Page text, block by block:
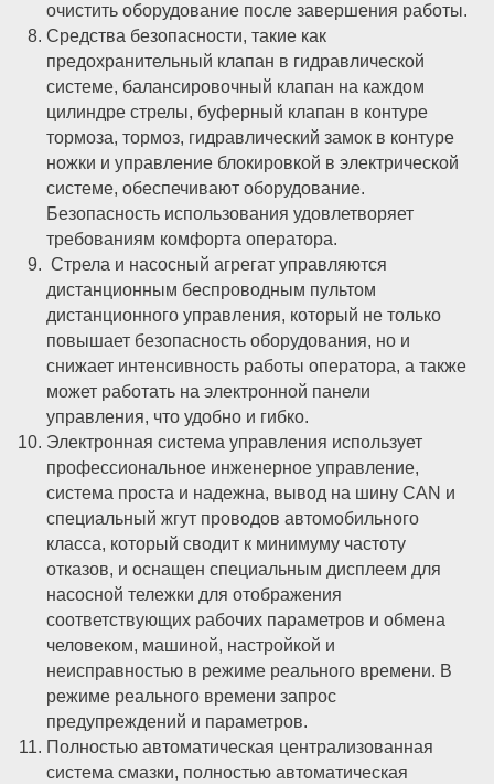
очистить оборудование после завершения работы.
Средства безопасности, такие как
предохранительный клапан в гидравлической
системе, балансировочный клапан на каждом
цилиндре стрелы, буферный клапан в контуре
тормоза, тормоз, гидравлический замок в контуре
ножки и управление блокировкой в электрической
системе, обеспечивают оборудование.
Безопасность использования удовлетворяет
требованиям комфорта оператора.
Стрела и насосный агрегат управляются
дистанционным беспроводным пультом
дистанционного управления, который не только
повышает безопасность оборудования, но и
снижает интенсивность работы оператора, а также
может работать на электронной панели
управления, что удобно и гибко.
Электронная система управления использует
профессиональное инженерное управление,
система проста и надежна, вывод на шину CAN и
специальный жгут проводов автомобильного
класса, который сводит к минимуму частоту
отказов, и оснащен специальным дисплеем для
насосной тележки для отображения
соответствующих рабочих параметров и обмена
человеком, машиной, настройкой и
неисправностью в режиме реального времени. В
режиме реального времени запрос
предупреждений и параметров.
Полностью автоматическая централизованная
система смазки, полностью автоматическая